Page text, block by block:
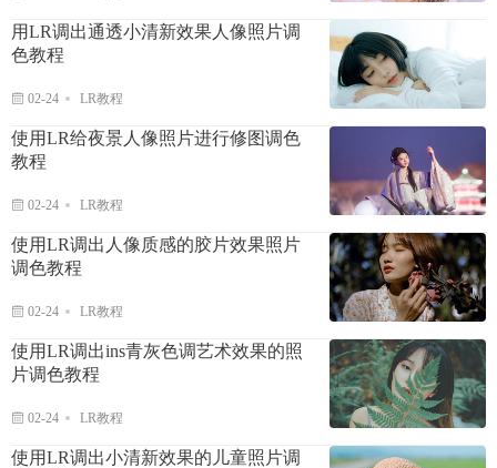
用LR调出通透小清新效果人像照片调
色教程
02-24 LR教程
使用LR给夜景人像照片进行修图调色
教程
02-24 LR教程
使用LR调出人像质感的胶片效果照片
调色教程
02-24 LR教程
使用LR调出ins青灰色调艺术效果的照
片调色教程
02-24 LR教程
使用LR调出小清新效果的儿童照片调